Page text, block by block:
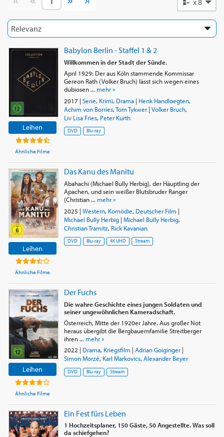
x 8
Leihen
Ähnliche Filme
Babylon Berlin - Staffel 1 & 2
Willkommen in der Stadt der Sünde.
April 1929: Der aus Köln stammende Kommissar
Gereon Rath (Volker Bruch) lässt sich wegen eines
dubiosen ... mehr »
2017 | Serie, Krimi, Drama| Henk Handloegten,
Achim von Borries,Tom Tykwer| Volker Bruch,
Liv Lisa Fries, Peter Kurth
DVD Blu-ray
Leihen
Ähnliche Filme
Das Kanu des Manitu
Abahachi (Michael Bully Herbig), der Häuptling der
Apachen, und sein weißer Blutsbruder Ranger
(Christian ... mehr »
2025 | Western, Komödie, Deutscher Film |
Michael Bully Herbig| Michael Bully Herbig,
Christian Tramitz, Rick Kavanian
DVD Blu-ray 4K UHD Stream
Leihen
Ähnliche Filme
Der Fuchs
Die wahre Geschichte eines jungen Soldaten und
seiner ungewöhnlichen Kameradschaft.
Österreich, Mitte der 1920er Jahre. Aus großer Not
heraus übergibt die Bergbauernfamilie Streitberger
ihren ... mehr »
2022 | Drama, Kriegsfilm | Adrian Goiginger|
Simon Morzé, Karl Markovics, Alexander Beyer
DVD Blu-ray Stream
Ein Fest fürs Leben
1 Hochzeitsplaner, 150 Gäste, 50 Angestellte. Was soll
da schiefgehen?